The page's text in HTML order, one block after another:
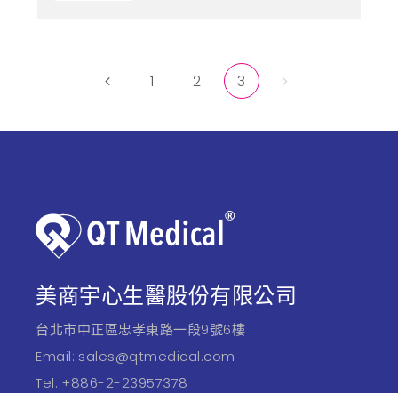
1 2 3
美商宇心生醫股份有限公司
台北市中正區忠孝東路一段9號6樓
Email: sales@qtmedical.com
Tel: +886-2-23957378